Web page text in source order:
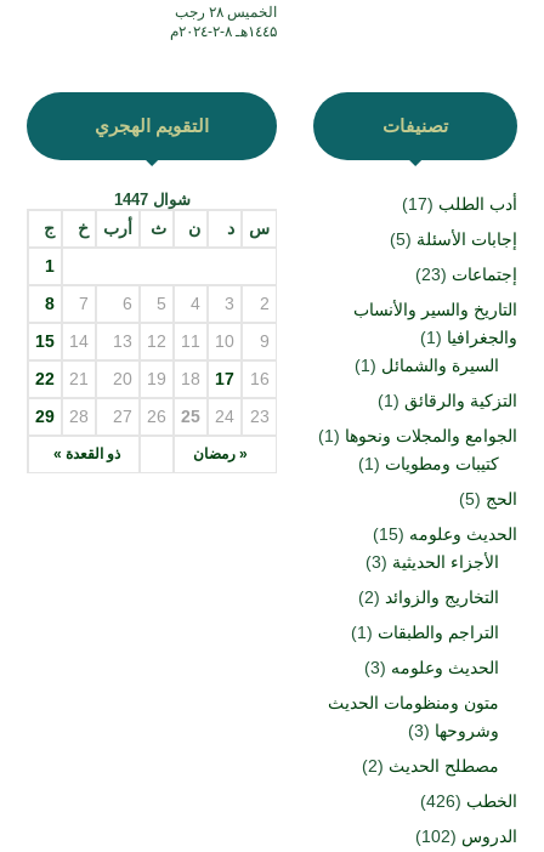
الخميس ۲۸ رجب
۱٤٤۵هـ ۸-۲-۲۰۲٤م
تصنيفات
أدب الطلب (17)
إجابات الأسئلة (5)
إجتماعات (23)
التاريخ والسير والأنساب
والجغرافيا (1)
السيرة والشمائل (1)
التزكية والرقائق (1)
الجوامع والمجلات ونحوها (1)
كتيبات ومطويات (1)
الحج (5)
الحديث وعلومه (15)
الأجزاء الحديثية (3)
التخاريج والزوائد (2)
التراجم والطبقات (1)
الحديث وعلومه (3)
متون ومنظومات الحديث
وشروحها (3)
مصطلح الحديث (2)
الخطب (426)
الدروس (102)
التقويم الهجري
شوال 1447
س د ن ث أرب خ ج
« رمضان ذو القعدة »
1
2
3
4
5
6
7
8
9
10
11
12
13
14
15
16
17
18
19
20
21
22
23
24
25
26
27
28
29